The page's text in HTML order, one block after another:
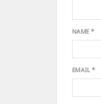
NAME*
EMAIL*